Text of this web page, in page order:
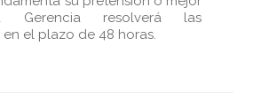
Gerencia resolverá las
el plazo de 48 horas.